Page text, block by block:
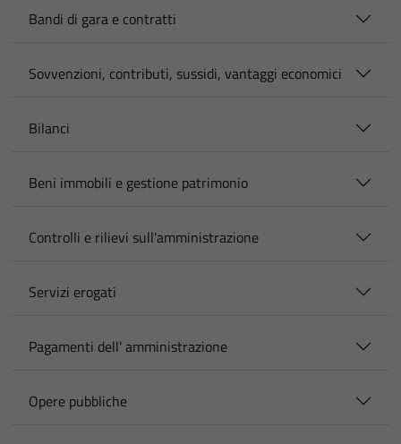
Bandi di gara e contratti
Sovvenzioni, contributi, sussidi, vantaggi economici
Bilanci
Beni immobili e gestione patrimonio
Controlli e rilievi sull'amministrazione
Servizi erogati
Pagamenti dell' amministrazione
Opere pubbliche